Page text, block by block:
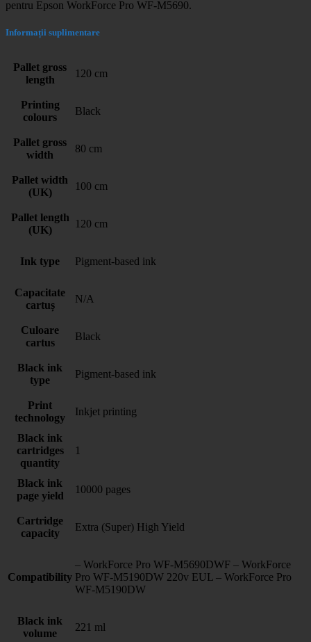
pentru Epson WorkForce Pro WF-M5690.
Informații suplimentare
Pallet gross
length
120 cm
Printing
colours
Black
Pallet gross
width
80 cm
Pallet width
(UK)
100 cm
Pallet length
(UK)
120 cm
Ink type Pigment-based ink
Capacitate
cartuș
N/A
Culoare
cartus
Black
Black ink
type
Pigment-based ink
Print
technology
Inkjet printing
Black ink
cartridges
quantity
1
Black ink
page yield
10000 pages
Cartridge
capacity
Extra (Super) High Yield
Compatibility
– WorkForce Pro WF-M5690DWF – WorkForce
Pro WF-M5190DW 220v EUL – WorkForce Pro
WF-M5190DW
Black ink
volume
221 ml